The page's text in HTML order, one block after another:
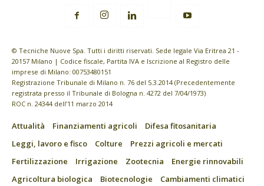
© Tecniche Nuove Spa. Tutti i diritti riservati. Sede legale Via Eritrea 21 -
20157 Milano | Codice fiscale, Partita IVA e Iscrizione al Registro delle
imprese di Milano: 00753480151
Registrazione Tribunale di Milano n. 76 del 5.3.2014 (Precedentemente
registrata presso il Tribunale di Bologna n. 4272 del 7/04/1973)
ROC n. 24344 dell’11 marzo 2014
Attualità Finanziamenti agricoli
Difesa fitosanitaria
Leggi, lavoro e fisco
Colture
Prezzi agricoli e mercati
Fertilizzazione
Irrigazione Zootecnia
Energie rinnovabili
Agricoltura biologica
Biotecnologie
Cambiamenti climatici